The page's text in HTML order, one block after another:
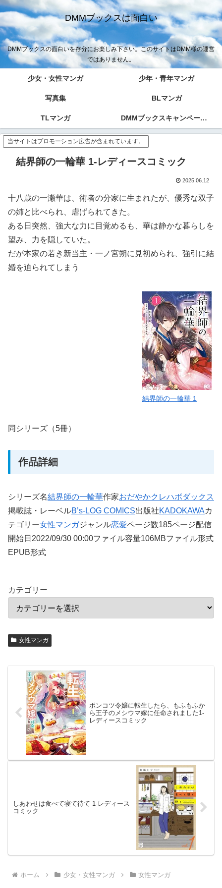
DMMブックスは面白い
DMMブックスの面白いを存分にお楽しみ下さい。このサイトはDMM様の運営
ではありません。
少女・女性マンガ 少年・青年マンガ
写真集 BLマンガ
TLマンガ DMMブックスキャンペーン！！
当サイトはプロモーション広告が含まれています。
結界師の一輪華 1-レディースコミック
2025.06.12
十八歳の一瀬華は、術者の分家に生まれたが、優秀な双子
の姉と比べられ、虐げられてきた。
ある日突然、強大な力に目覚めるも、華は静かな暮らしを
望み、力を隠していた。
だが本家の若き新当主・一ノ宮朔に見初められ、強引に結
婚を迫られてしまう
結界師の一輪華 1
同シリーズ（5冊）
作品詳細
シリーズ名結界師の一輪華作家おだやかクレハボダックス
掲載誌・レーベルB’s-LOG COMICS出版社KADOKAWAカ
テゴリー女性マンガジャンル恋愛ページ数185ページ配信
開始日2022/09/30 00:00ファイル容量106MBファイル形式
EPUB形式
カテゴリー
女性マンガ
ポンコツ令嬢に転生したら、もふもふか
ら王子のメシウマ嫁に任命されました1-
レディースコミック
しあわせは食べて寝て待て 1-レディース
コミック
ホーム 少女・女性マンガ 女性マンガ